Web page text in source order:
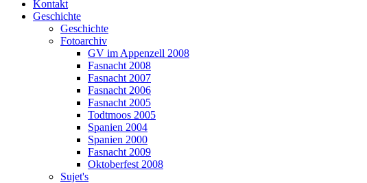
Kontakt
Geschichte
Geschichte
Fotoarchiv
GV im Appenzell 2008
Fasnacht 2008
Fasnacht 2007
Fasnacht 2006
Fasnacht 2005
Todtmoos 2005
Spanien 2004
Spanien 2000
Fasnacht 2009
Oktoberfest 2008
Sujet's